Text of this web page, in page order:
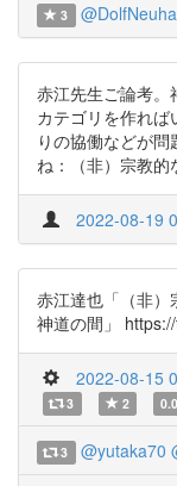
3
赤江先生ご論考。
カテゴリを作れ
りの協働などが
ね：（非）宗教
2022-08-19
赤江達也「（非
神道の間」
2022-08-15
3 2
3 @yutaka70